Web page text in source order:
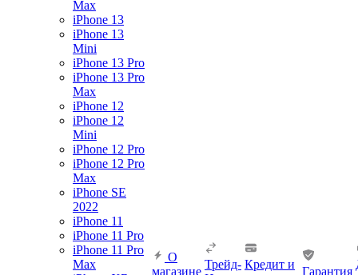
Max
iPhone 13
iPhone 13
Mini
iPhone 13 Pro
iPhone 13 Pro
Max
iPhone 12
iPhone 12
Mini
iPhone 12 Pro
iPhone 12 Pro
Max
iPhone SE
2022
iPhone 11
iPhone 11 Pro
iPhone 11 Pro
Max
О
магазине
Трейд- Кредит и
Гарантия